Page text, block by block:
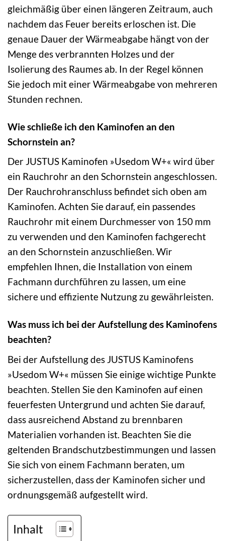
gleichmäßig über einen längeren Zeitraum, auch
nachdem das Feuer bereits erloschen ist. Die
genaue Dauer der Wärmeabgabe hängt von der
Menge des verbrannten Holzes und der
Isolierung des Raumes ab. In der Regel können
Sie jedoch mit einer Wärmeabgabe von mehreren
Stunden rechnen.
Wie schließe ich den Kaminofen an den
Schornstein an?
Der JUSTUS Kaminofen »Usedom W+« wird über
ein Rauchrohr an den Schornstein angeschlossen.
Der Rauchrohranschluss befindet sich oben am
Kaminofen. Achten Sie darauf, ein passendes
Rauchrohr mit einem Durchmesser von 150 mm
zu verwenden und den Kaminofen fachgerecht
an den Schornstein anzuschließen. Wir
empfehlen Ihnen, die Installation von einem
Fachmann durchführen zu lassen, um eine
sichere und effiziente Nutzung zu gewährleisten.
Was muss ich bei der Aufstellung des Kaminofens
beachten?
Bei der Aufstellung des JUSTUS Kaminofens
»Usedom W+« müssen Sie einige wichtige Punkte
beachten. Stellen Sie den Kaminofen auf einen
feuerfesten Untergrund und achten Sie darauf,
dass ausreichend Abstand zu brennbaren
Materialien vorhanden ist. Beachten Sie die
geltenden Brandschutzbestimmungen und lassen
Sie sich von einem Fachmann beraten, um
sicherzustellen, dass der Kaminofen sicher und
ordnungsgemäß aufgestellt wird.
Inhalt